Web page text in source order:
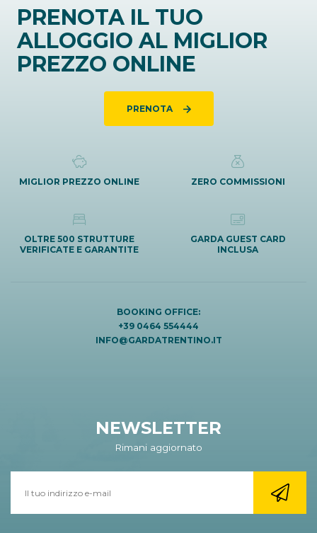
PRENOTA IL TUO
ALLOGGIO AL MIGLIOR
PREZZO ONLINE
PRENOTA
MIGLIOR PREZZO ONLINE ZERO COMMISSIONI
OLTRE 500 STRUTTURE
VERIFICATE E GARANTITE
GARDA GUEST CARD
INCLUSA
BOOKING OFFICE:
+39 0464 554444
INFO@GARDATRENTINO.IT
NEWSLETTER
Rimani aggiornato